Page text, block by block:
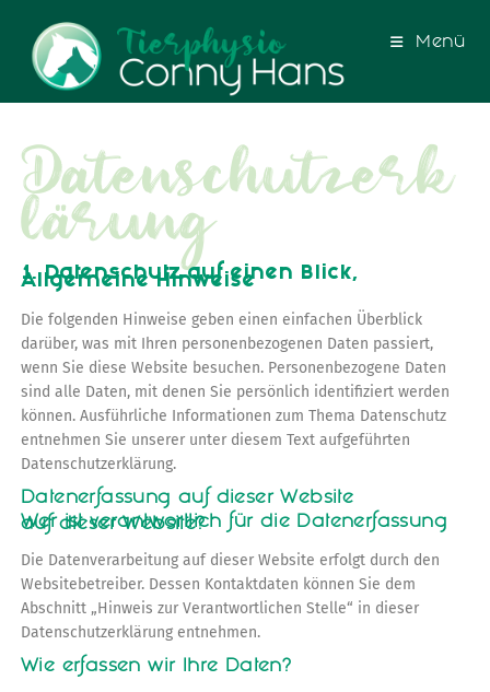
Menü
Datenschutzerk
lärung
1. Datenschutz auf einen Blick,
Allgemeine Hinweise
Die folgenden Hinweise geben einen einfachen Überblick
darüber, was mit Ihren personenbezogenen Daten passiert,
wenn Sie diese Website besuchen. Personenbezogene Daten
sind alle Daten, mit denen Sie persönlich identifiziert werden
können. Ausführliche Informationen zum Thema Datenschutz
entnehmen Sie unserer unter diesem Text aufgeführten
Datenschutzerklärung.
Datenerfassung auf dieser Website
Wer ist verantwortlich für die Datenerfassung auf dieser Website?
Die Datenverarbeitung auf dieser Website erfolgt durch den
Websitebetreiber. Dessen Kontaktdaten können Sie dem
Abschnitt „Hinweis zur Verantwortlichen Stelle“ in dieser
Datenschutzerklärung entnehmen.
Wie erfassen wir Ihre Daten?